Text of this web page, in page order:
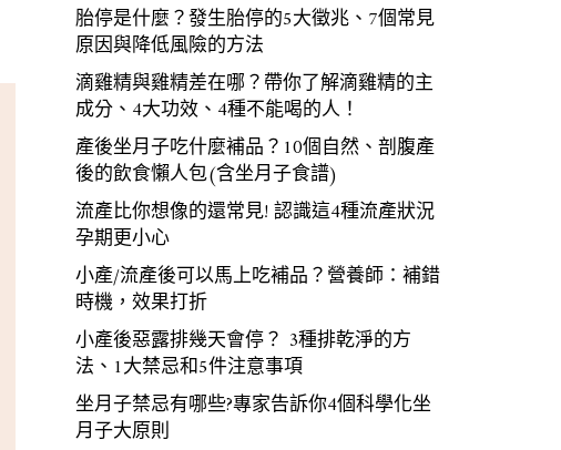
胎停是什麼？發生胎停的5大徵兆、7個常見
原因與降低風險的方法
滴雞精與雞精差在哪？帶你了解滴雞精的主
成分、4大功效、4種不能喝的人！
產後坐月子吃什麼補品？10個自然、剖腹產
後的飲食懶人包(含坐月子食譜)
流產比你想像的還常見! 認識這4種流產狀況
孕期更小心
小產/流產後可以馬上吃補品？營養師：補錯
時機，效果打折
小產後惡露排幾天會停？ 3種排乾淨的方
法、1大禁忌和5件注意事項
坐月子禁忌有哪些?專家告訴你4個科學化坐
月子大原則